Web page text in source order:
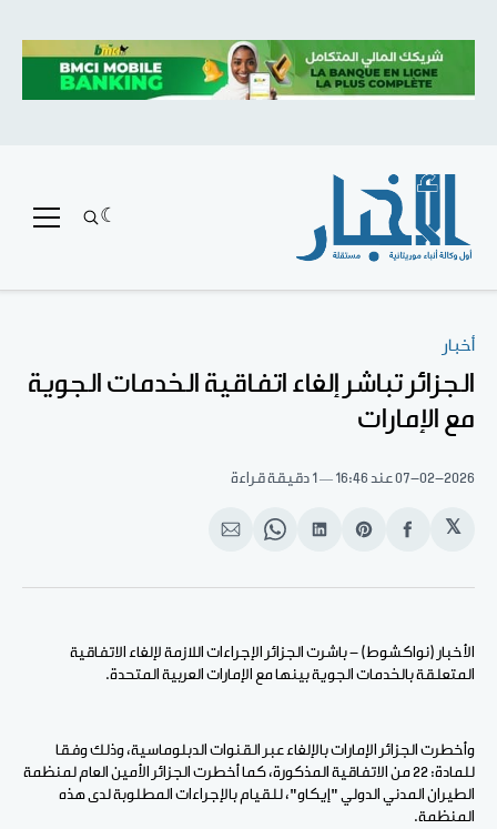
أخبار
الجزائر تباشر إلغاء اتفاقية الخدمات الجوية
مع الإمارات
07-02-2026عند 16:46 1 دقيقة قراءة
𝕏
انشر
الفيسبوك
Share
Pinterest
انشر
لينكد
Share
WhatsApp
انشر
الإيميل
الأخبار (نواكشوط) - باشرت الجزائر الإجراءات اللازمة لإلغاء الاتفاقية
المتعلقة بالخدمات الجوية بينها مع الإمارات العربية المتحدة.
وأخطرت الجزائر الإمارات بالإلغاء عبر القنوات الدبلوماسية، وذلك وفقا
للمادة: 22 من الاتفاقية المذكورة، كما أخطرت الجزائر الأمين العام لمنظمة
الطيران المدني الدولي "إيكاو"، للقيام بالإجراءات المطلوبة لدى هذه
المنظمة.